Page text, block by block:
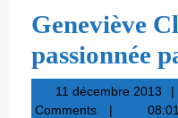
Geneviève
passionnée
11 décembre 201311
Comments
08:01